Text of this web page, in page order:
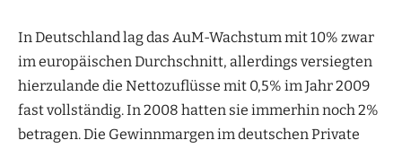
In Deutschland lag das AuM-Wachstum mit 10% zwar
im europäischen Durchschnitt, allerdings versiegten
hierzulande die Nettozuflüsse mit 0,5% im Jahr 2009
fast vollständig. In 2008 hatten sie immerhin noch 2%
betragen. Die Gewinnmargen im deutschen Private